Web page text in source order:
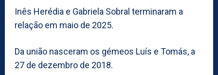
Inês Herédia e Gabriela Sobral terminaram a
relação em maio de 2025.
Da união nasceram os gémeos Luís e Tomás, a
27 de dezembro de 2018.